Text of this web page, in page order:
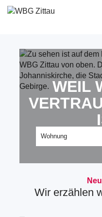
Zum
Inhalt
WEIL
Wir erzählen